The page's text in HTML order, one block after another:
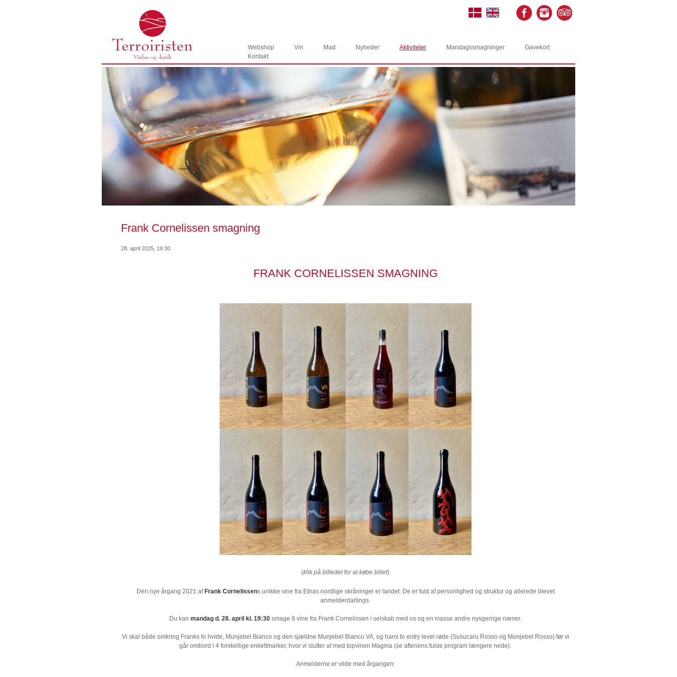
Webshop Vin Mad Nyheder Aktiviteter Mandagssmagninger
Gavekort
Kontakt
Frank Cornelissen smagning
28. april 2025, 19:30
FRANK CORNELISSEN SMAGNING
(klik på billedet for at købe billet)
Den nye årgang 2021 af Frank Cornelissens unikke vine fra Etnas nordlige skråninger er landet. De er fuld af personlighed og struktur og allerede blevet
anmelderdarlings.
Du kanmandag d. 28. april kl. 19:30 smage 8 vine fra Frank Cornelissen i selskab med os og en masse andre nysgerrige næser.
Vi skal både omkring Franks to hvide, Munjebel Bianco og den sjældne Munjebel Bianco VA, og hans to entry level røde (Susucaru Rosso og Munjebel Rosso) før vi
går ombord i 4 forskellige enkeltmarker, hvor vi slutter af med topvinen Magma (se aftenens fulde program længere nede).
Anmelderne er vilde med årgangen: